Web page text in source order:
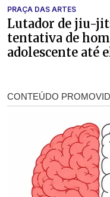
PRAÇA DAS ARTES
Lutador de jiu-
tentativa de
adolescente até